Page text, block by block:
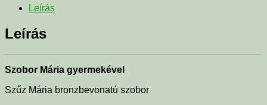
Leírás
Leírás
Szobor Mária gyermekével
Szűz Mária bronzbevonatú szobor